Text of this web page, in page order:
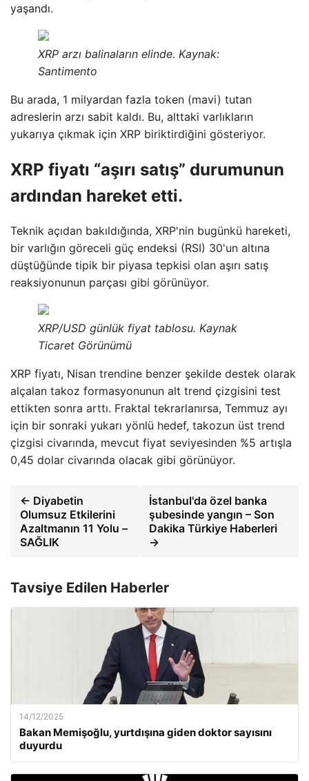
yaşandı.
XRP arzı balinaların elinde. Kaynak:
Santimento
Bu arada, 1 milyardan fazla token (mavi) tutan
adreslerin arzı sabit kaldı. Bu, alttaki varlıkların
yukarıya çıkmak için XRP biriktirdiğini gösteriyor.
XRP fiyatı “aşırı satış” durumunun
ardından hareket etti.
Teknik açıdan bakıldığında, XRP'nin bugünkü hareketi,
bir varlığın göreceli güç endeksi (RSI) 30'un altına
düştüğünde tipik bir piyasa tepkisi olan aşırı satış
reaksiyonunun parçası gibi görünüyor.
XRP/USD günlük fiyat tablosu. Kaynak
Ticaret Görünümü
XRP fiyatı, Nisan trendine benzer şekilde destek olarak
alçalan takoz formasyonunun alt trend çizgisini test
ettikten sonra arttı. Fraktal tekrarlanırsa, Temmuz ayı
için bir sonraki yukarı yönlü hedef, takozun üst trend
çizgisi civarında, mevcut fiyat seviyesinden %5 artışla
0,45 dolar civarında olacak gibi görünüyor.
← Diyabetin
Olumsuz Etkilerini
Azaltmanın 11 Yolu –
SAĞLIK
İstanbul'da özel banka
şubesinde yangın – Son
Dakika Türkiye Haberleri
→
Tavsiye Edilen Haberler
14/12/2025
Bakan Memişoğlu, yurtdışına giden doktor sayısını
duyurdu